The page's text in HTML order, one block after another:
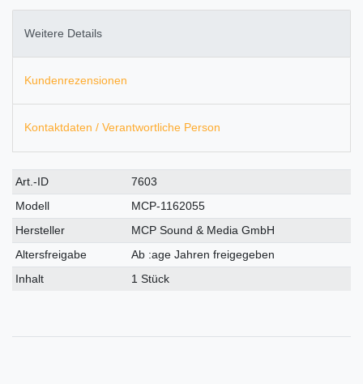
Weitere Details
Kundenrezensionen
Kontaktdaten / Verantwortliche Person
Technisches
Merkmal
Wert
Art.-ID
7603
Modell
MCP-1162055
Hersteller
MCP Sound & Media GmbH
Altersfreigabe
Ab :age Jahren freigegeben
Inhalt
1 Stück